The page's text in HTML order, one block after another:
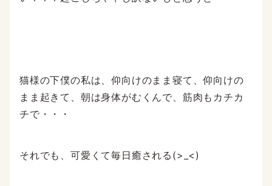
猫様の下僕の私は、仰向けのまま寝て、仰向けの
まま起きて、朝は身体がむくんで、筋肉もカチカ
チで・・・
それでも、可愛くて毎日癒される(>_<)